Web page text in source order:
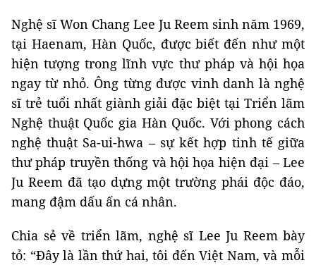
Nghệ sĩ Won Chang Lee Ju Reem sinh năm 1969,
tại Haenam, Hàn Quốc, được biết đến như một
hiện tượng trong lĩnh vực thư pháp và hội họa
ngay từ nhỏ. Ông từng được vinh danh là nghệ
sĩ trẻ tuổi nhất giành giải đặc biệt tại Triển lãm
Nghệ thuật Quốc gia Hàn Quốc. Với phong cách
nghệ thuật Sa-ui-hwa – sự kết hợp tinh tế giữa
thư pháp truyền thống và hội họa hiện đại – Lee
Ju Reem đã tạo dựng một trường phái độc đáo,
mang đậm dấu ấn cá nhân.
Chia sẻ về triển lãm, nghệ sĩ Lee Ju Reem bày
tỏ: “Đây là lần thứ hai, tôi đến Việt Nam, và mỗi